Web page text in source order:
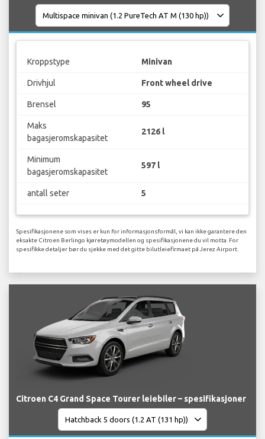
Kroppstype Minivan
Drivhjul Front wheel drive
Brensel 95
Maks
bagasjeromskapasitet
2126 l
Minimum
bagasjeromskapasitet
597 l
antall seter 5
Spesifikasjonene som vises er kun for informasjonsformål, vi kan ikke garantere den
eksakte Citroen Berlingo kjøretøymodellen og spesifikasjonene du vil motta. For
spesifikke detaljer bør du sjekke med det gitte bilutleiefirmaet på Jerez Airport.
Citroen C4 Grand Space Tourer leiebiler – spesifikasjoner